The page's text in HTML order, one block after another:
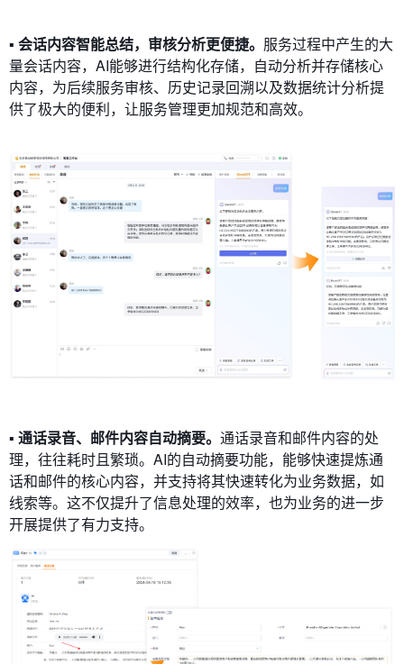
▪ 会话内容智能总结，审核分析更便捷。 服务过程中产生的大
量会话内容，AI能够进行结构化存储，自动分析并存储核心
内容，为后续服务审核、历史记录回溯以及数据统计分析提
供了极大的便利，让服务管理更加规范和高效。
▪ 通话录音、邮件内容自动摘要。 通话录音和邮件内容的处
理，往往耗时且繁琐。AI的自动摘要功能，能够快速提炼通
话和邮件的核心内容，并支持将其快速转化为业务数据，如
线索等。这不仅提升了信息处理的效率，也为业务的进一步
开展提供了有力支持。